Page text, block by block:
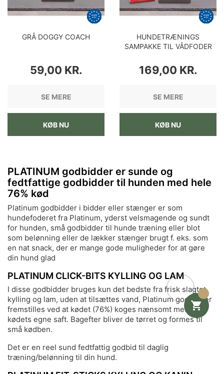
GRÅ DOGGY COACH
PRIS
59,00 KR.
SE MERE
KØB NU
HUNDETRÆNINGS
SAMPAKKE TIL VÅDFODER
PRIS
169,00 KR.
SE MERE
KØB NU
PLATINUM godbidder er sunde og
fedtfattige godbidder til hunden med hele
76% kød
Platinum godbidder i bidder eller stænger er som
hundefoderet fra Platinum, yderst velsmagende og sundt
for hunden, små godbidder til hunde træning eller blot
som belønning eller de lækker stænger brugt f. eks. som
en nat snack, der er mange gode muligheder for at gøre
din hund glad
PLATINUM CLICK-BITS KYLLING OG LAM
I disse godbidder bruges kun det bedste fra frisk slagtet
kylling og lam, uden at tilsættes vand, Platinum godbidder
fremstilles ved at kødet (76%) koges nænsomt med ris i
kødets egne saft. Bagefter bliver de tørret og formes til
små kødben.
Det er en reel sund fedtfattig godbid til daglig
træning/belønning til din hund.
